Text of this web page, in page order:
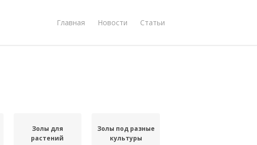
Главная Новости Статьи
Золы для
растений
Золы под разные
культуры